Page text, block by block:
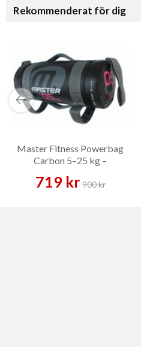
Rekommenderat för dig
Master Fitness Powerbag
Carbon 5–25 kg –
719 kr900 kr